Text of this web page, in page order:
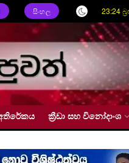
සිංහල 23:24
ක්‍රීඩා සහ විනෝදාංශ